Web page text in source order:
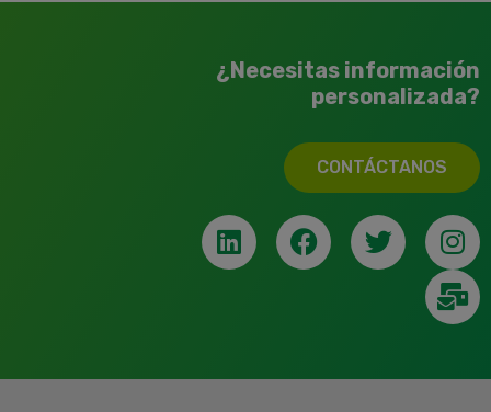
¿Necesitas información
personalizada?
CONTÁCTANOS